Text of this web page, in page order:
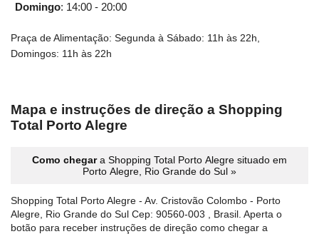
Domingo: 14:00 - 20:00
Praça de Alimentação: Segunda à Sábado: 11h às 22h,
Domingos: 11h às 22h
Mapa e instruções de direção a Shopping
Total Porto Alegre
Como chegara Shopping Total Porto Alegre situado em
Porto Alegre, Rio Grande do Sul »
Shopping Total Porto Alegre - Av. Cristovão Colombo - Porto
Alegre, Rio Grande do Sul Cep: 90560-003 , Brasil. Aperta o
botão para receber instruções de direção como chegar a